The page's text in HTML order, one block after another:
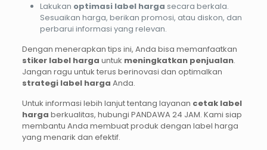
Lakukan optimasi label harga secara berkala.
Sesuaikan harga, berikan promosi, atau diskon, dan
perbarui informasi yang relevan.
Dengan menerapkan tips ini, Anda bisa memanfaatkan
stiker label harga untuk meningkatkan penjualan.
Jangan ragu untuk terus berinovasi dan optimalkan
strategi label harga Anda.
Untuk informasi lebih lanjut tentang layanan cetak label
harga berkualitas, hubungi PANDAWA 24 JAM. Kami siap
membantu Anda membuat produk dengan label harga
yang menarik dan efektif.